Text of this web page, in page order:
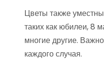
Цветы также
таких как юбилеи, 8
многие другие.
каждого случая.